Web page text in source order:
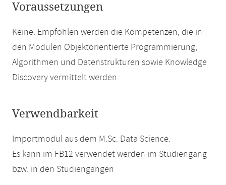
Voraussetzungen
Keine. Empfohlen werden die Kompetenzen, die in
den Modulen Objektorientierte Programmierung,
Algorithmen und Datenstrukturen sowie Knowledge
Discovery vermittelt werden.
Verwendbarkeit
Importmodul aus dem M.Sc. Data Science.
Es kann im FB12 verwendet werden im Studiengang
bzw. in den Studiengängen